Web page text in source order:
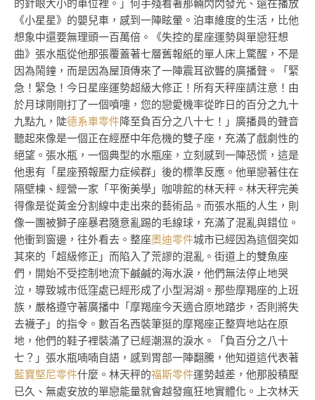
的針眼大小的車位裡。」何手殘看著那輛閃閃發光、還在播放
《小星星》的嬰兒車，感到一陣眩暈。泊車維度的生活，比他
想象中還要無理頭一百萬倍。《失控的星座運勢與單戀狂想
曲》張水瓶從他那張覆蓋著七層舊報紙的單人床上驚醒，不是
因為鬧鐘，而是因為屋頂傳來了一陣震耳欲聾的廣播聲。「緊
急！緊急！今日星座運勢超級大修正！所有天秤座請注意！由
於月球剛剛打了一個噴嚏，您的戀愛機率從昨日的百分之九十
九點九，陡德系車零件降至負百分之八十七！」廣播員的聲音
聽起來像是一個正在經歷中年危機的雙子座，充滿了戲劇性的
絕望。張水瓶，一個典型的水瓶座，立刻感到一陣恐慌，這是
他患有「星座預報壓力症候群」後的標準反應。他單戀著住在
隔壁棟、經營一家「平衡美學」咖啡館的林天秤。林天秤完美
得像是從黃金分割線中走出來的藝術品。而張水瓶的人生，則
像一團被獅子座暴君隨意亂踢的毛線球，充滿了混亂與錯位。
他衝到窗邊，往外看去。整座奧迪零件城市已經因為這個突如
其來的「超級修正」而陷入了荒謬的混亂。街道上的雙魚座
們，開始不受控制地流下鹹鹹的海水淚，他們無法停止地哭
泣，導致城市低窪處已經形成了小型潟湖。那些摩羯座的上班
族，嚴格遵守著廣播中「摩羯座今天適合原地踏步，否則將失
去襪子」的指令。數百名西裝筆挺的摩羯座正整齊地站在原
地，他們的鞋子裡裝滿了已經潮濕的淚水。「負百分之八十
七？」張水瓶喃喃自語，感到胃部一陣翻騰，他知道這代表著
藍寶堅尼零件什麼。林天秤的福斯零件運勢越差，他那股積壓
已久、無處安放的單戀能量就會越發瘋狂地實體化。上次林天